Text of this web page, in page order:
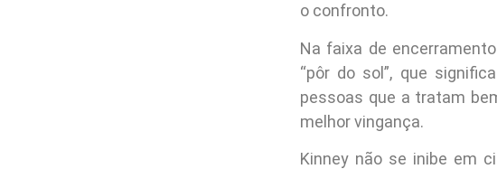
o confronto.
Na faixa de
“pôr do sol”, que
pessoas que a tratam
melhor vingança.
Kinney não se inibe em